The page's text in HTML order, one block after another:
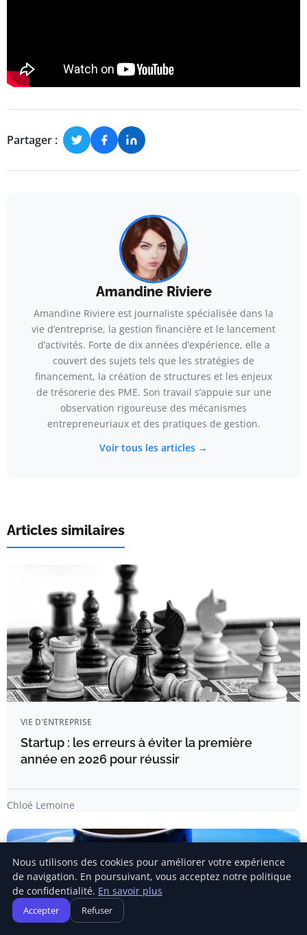
Partager :
Amandine Riviere
Amandine Riviere est journaliste spécialisée dans la
vie d’entreprise, la gestion financière et le lancement
d’activités. Forte de dix années d’expérience, elle a
couvert des sujets tels que les stratégies de
financement, la création de structures et les enjeux
de trésorerie des PME. Son travail s’appuie sur une
observation rigoureuse des mécanismes
entrepreneuriaux et des pratiques de gestion.
Voir tous les articles →
Articles similaires
VIE D'ENTREPRISE
Startup : les erreurs à éviter la première
année en 2026 pour réussir
Chloé Lemoine
Nous utilisons des cookies pour améliorer votre expérience
de navigation. En poursuivant, vous acceptez notre politique
de confidentialité. En savoir plus
Accepter Refuser